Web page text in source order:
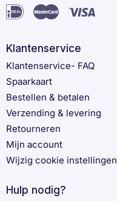
Klantenservice
Klantenservice- FAQ
Spaarkaart
Bestellen & betalen
Verzending & levering
Retourneren
Mijn account
Wijzig cookie instellingen
Hulp nodig?